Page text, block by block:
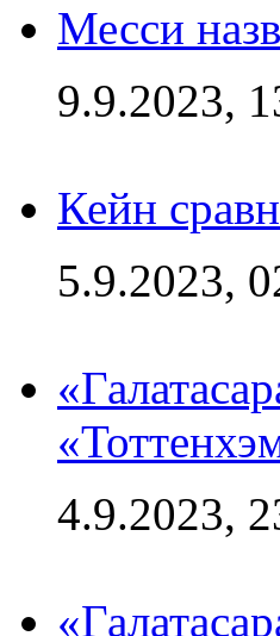
Месси
9.9.2023,
Кейн
5.9.2023,
4.9.2023,